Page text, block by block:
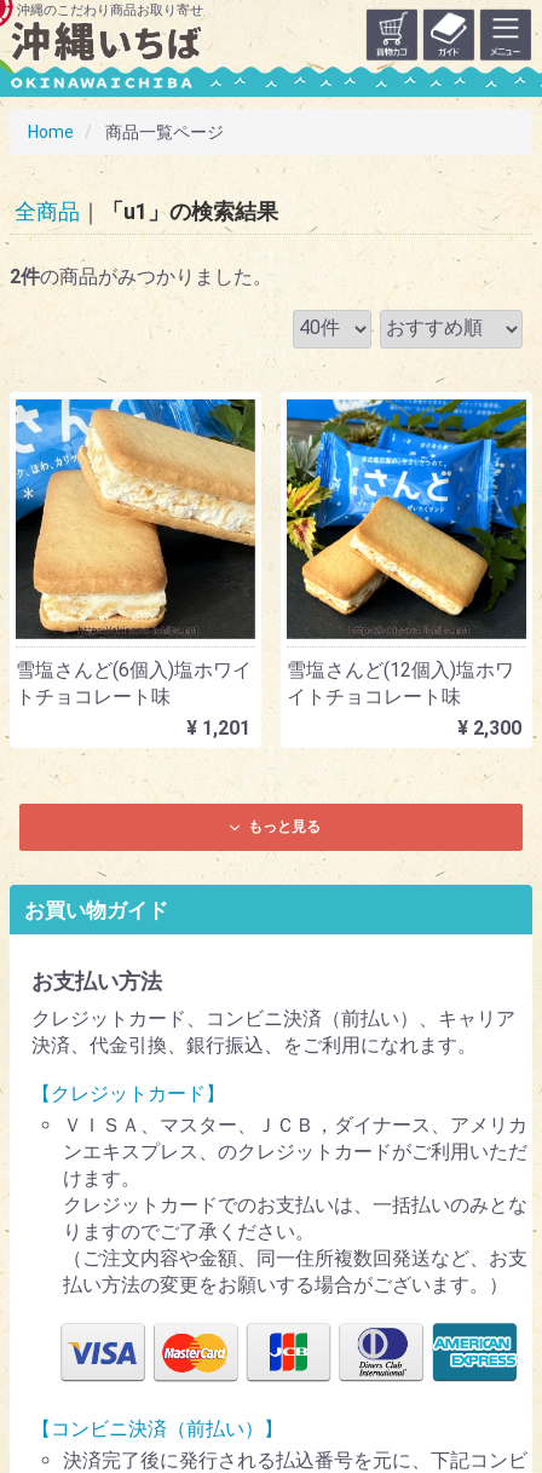
沖縄のこだわり商品お取り寄せ
Home 商品一覧ページ
全商品 「u1」の検索結果
2件の商品がみつかりました。
雪塩さんど(6個入)塩ホワイ
トチョコレート味
¥ 1,201
雪塩さんど(12個入)塩ホワ
イトチョコレート味
¥ 2,300
もっと見る
お買い物ガイド
お支払い方法
クレジットカード、コンビニ決済（前払い）、キャリア
決済、代金引換、銀行振込、をご利用になれます。
【クレジットカード】
ＶＩＳＡ、マスター、ＪＣＢ，ダイナース、アメリカ
ンエキスプレス、のクレジットカードがご利用いただ
けます。
クレジットカードでのお支払いは、一括払いのみとな
りますのでご了承ください。
（ご注文内容や金額、同一住所複数回発送など、お支
払い方法の変更をお願いする場合がございます。）
【コンビニ決済（前払い）】
決済完了後に発行される払込番号を元に、下記コンビ